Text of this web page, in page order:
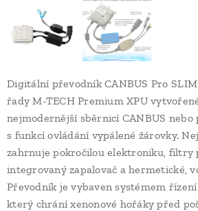
Digitální převodník CANBUS Pro
řady M-TECH Premium XPU
nejmodernější sběrnicí CANBUS
s funkcí ovládání vypálené žárovky.
zahrnuje pokročilou elektroniku, filtry
integrovaný zapalovač a hermetické,
Převodník je vybaven systémem
který chrání xenonové hořáky před